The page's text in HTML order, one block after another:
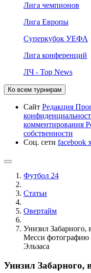
Лига чемпионов
Лига Европы
Суперкубок УЕФА
Лига конференций
ЛЧ - Top News
Ко всем турнирам
Сайт Редакция
комментирования
собственности
Соц. сети facebook
Футбол 24
Статьи
Овертайм
Унизил Забарного,
Месси
Эльзаса
Унизил Забарного,